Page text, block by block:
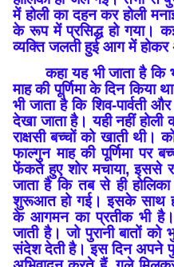
में होली का दहन कर होली
के रूप में प्रसिद्ध हो गया।
व्यक्ति जलती हुई आग में होकर
कहा यह भी जाता है
माह की पूर्णिमा के दिन किया
भी जाता है कि शिव-पार्वती
देखा जाता है। यही नहीं होली
राक्षसी बच्चों को खाती थी।
फाल्गुन माह की पूर्णिमा पर
फेंकते हुए शोर मचाया, इससे
जाता है कि तब से ही
शुरूआत हो गई। इसके साथ
के आगमन का प्रतीक भी है।
जाती है। जो पुरानी बातों
संदेश देती है। इस दिन अपने